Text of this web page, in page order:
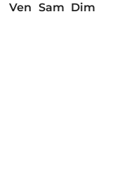
Ven Sam Dim